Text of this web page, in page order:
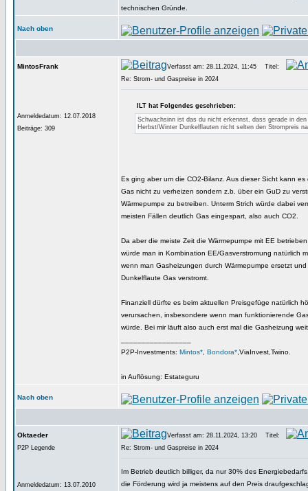
technischen Gründe.
Nach oben
MintosFrank
Anmeldedatum: 12.07.2018
Beiträge: 309
Verfasst am: 28.11.2024, 11:45
Titel:
Re: Strom- und Gaspreise in 2024
ILT hat Folgendes geschrieben:
Schwachsinn ist das du nicht erkennst, dass gerade in
Herbst/Winter Dunkelflauten nicht selten den Strompreis
Es ging aber um die CO2-Bilanz. Aus dieser Sicht kann es
Gas nicht zu verheizen sondern z.b. über ein GuD zu
Wärmepumpe zu betreiben. Unterm Strich würde dabei
meisten Fällen deutlich Gas eingespart, also auch CO2.
Da aber die meiste Zeit die Wärmepumpe mit EE
würde man in Kombination EE/Gasverstromung natürlich
wenn man Gasheizungen durch Wärmepumpe ersetzt
Dunkelflaute Gas verstromt.
Finanziell dürfte es beim aktuellen Preisgefüge natürlich
verursachen, insbesondere wenn man funktionierende
würde. Bei mir läuft also auch erst mal die Gasheizung
P2P-Investments: Mintos* Bondora* ,ViaInvest,Twino.
in Auflösung: Estateguru
Nach oben
Oktaeder
P2P Legende
Anmeldedatum: 13.07.2010
Verfasst am: 28.11.2024, 13:20
Titel:
Re: Strom- und Gaspreise in 2024
Im Betrieb deutlich billiger, da nur 30% des
die Förderung wird ja meistens auf den Preis